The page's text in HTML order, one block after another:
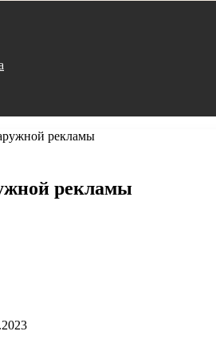
рекламы
рекламы